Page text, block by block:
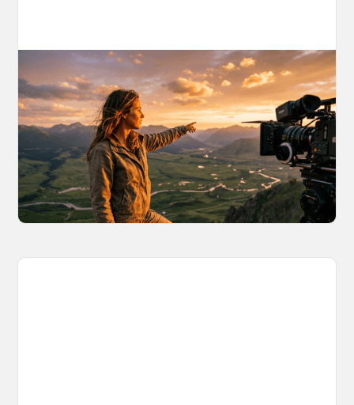
AI World Building for Content Creators:
A More Consistent Approach to AI
Content
Learn why building persistent AI worlds beats
one-off video generation for content creators,
and how to create such 3D environments with
OpenArt Worlds.
March 26, 2026